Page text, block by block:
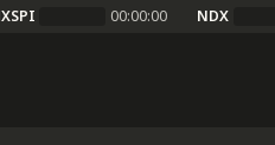
00:00:00 NDX